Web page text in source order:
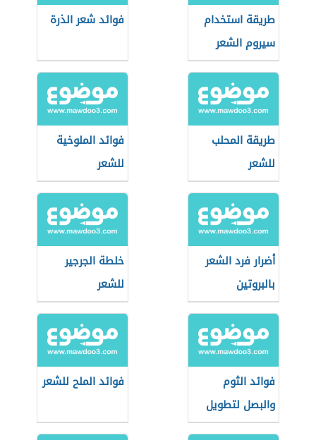
طريقة استخدام
سيروم الشعر
فوائد شعر الذرة
طريقة المحلب
للشعر
فوائد الملوخية
للشعر
أضرار فرد الشعر
بالبروتين
خلطة الجرجير
للشعر
فوائد الثوم
والبصل لتطويل
الشعر
فوائد الملح للشعر